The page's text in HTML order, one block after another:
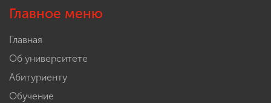
Главное меню
Главная
Об университете
Абитуриенту
Обучение